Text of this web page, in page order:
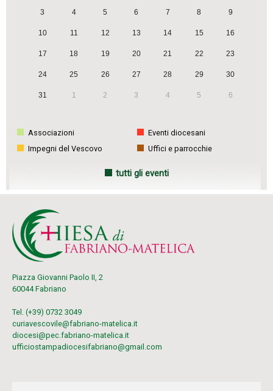
3 4 5 6 7 8 9
10 11 12 13 14 15 16
17 18 19 20 21 22 23
24 25 26 27 28 29 30
31 1 2 3 4 5 6
Associazioni
Eventi diocesani
Impegni del Vescovo
Uffici e parrocchie
tutti gli eventi
Piazza Giovanni Paolo II, 2
60044 Fabriano
Tel. (+39) 0732 3049
curiavescovile@fabriano-matelica.it
diocesi@pec.fabriano-matelica.it
ufficiostampadiocesifabriano@gmail.com